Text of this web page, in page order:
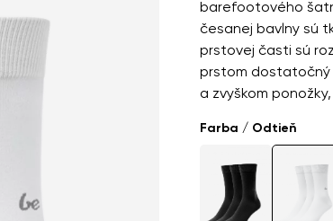
barefootového
česanej bavlny sú
prstovej časti sú
prstom dostatočný
a zvyškom
Farba / Odtieň